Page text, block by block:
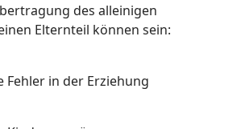
des alleinigen
Elternteil können sein:
Fehler in der Erziehung